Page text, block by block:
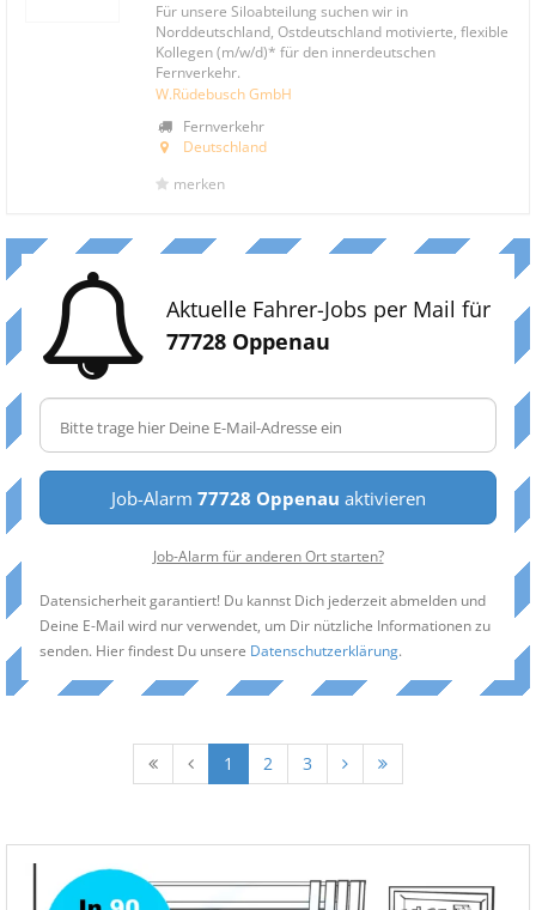
Für unsere Siloabteilung suchen wir in
Norddeutschland, Ostdeutschland motivierte, flexible
Kollegen (m/w/d)* für den innerdeutschen
Fernverkehr.
W.Rüdebusch GmbH
Fernverkehr
Deutschland
merken
Aktuelle Fahrer-Jobs per Mail für
77728 Oppenau
Job-Alarm 77728 Oppenau aktivieren
Job-Alarm für anderen Ort starten?
Datensicherheit garantiert! Du kannst Dich jederzeit abmelden und
Deine E-Mail wird nur verwendet, um Dir nützliche Informationen zu
senden. Hier findest Du unsere Datenschutzerklärung.
1 2 3